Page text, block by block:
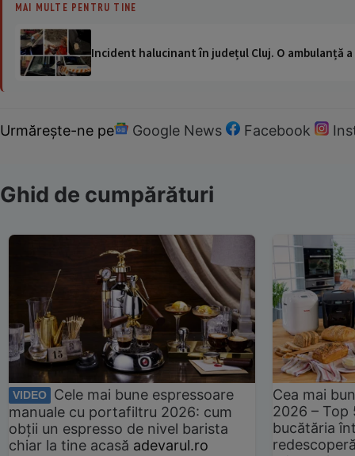
MAI MULTE PENTRU TINE
Incident halucinant în județul Cluj. O ambulanță
Urmărește-ne pe Google News Facebook
Ghid de cumpărături
VIDEO
Cele mai bune espressoare
manuale cu portafiltru 2026: cum
obții un espresso de nivel barista
chiar la tine acasă adevarul.ro
Cea mai
2026 –
bucătăria